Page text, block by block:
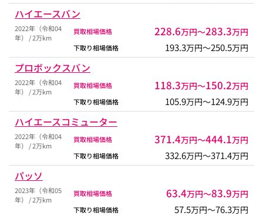
ハイエースバン
2022年（令和04
年） / 2万km
買取相場価格 228.6万円〜283.3万円
下取り相場価格 193.3万円〜250.5万円
プロボックスバン
2022年（令和04
年） / 2万km
買取相場価格 118.3万円〜150.2万円
下取り相場価格 105.9万円〜124.9万円
ハイエースコミューター
2022年（令和04
年） / 2万km
買取相場価格 371.4万円〜444.1万円
下取り相場価格 332.6万円〜371.4万円
パッソ
2023年（令和05
年） / 2万km
買取相場価格 63.4万円〜83.9万円
下取り相場価格 57.5万円〜76.3万円